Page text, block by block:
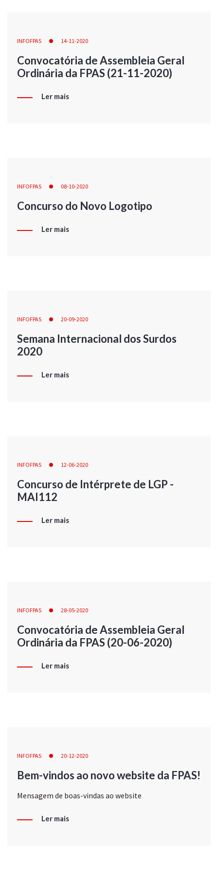
INFOFPAS 14-11-2020
Convocatória de Assembleia Geral
Ordinária da FPAS (21-11-2020)
Ler mais
INFOFPAS 08-10-2020
Concurso do Novo Logotipo
Ler mais
INFOFPAS 20-09-2020
Semana Internacional dos Surdos
2020
Ler mais
INFOFPAS 12-06-2020
Concurso de Intérprete de LGP -
MAI112
Ler mais
INFOFPAS 28-05-2020
Convocatória de Assembleia Geral
Ordinária da FPAS (20-06-2020)
Ler mais
INFOFPAS 20-12-2020
Bem-vindos ao novo website da FPAS!
Mensagem de boas-vindas ao website
Ler mais